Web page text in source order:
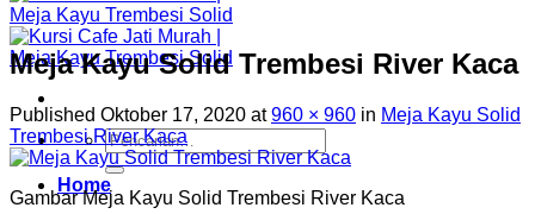
Pencarian
untuk:
Home
Meja Kayu Solid Trembesi River Kaca
Published Oktober 17, 2020 at960 × 960 in Meja Kayu Solid
Trembesi River Kaca
Gambar Meja Kayu Solid Trembesi River Kaca